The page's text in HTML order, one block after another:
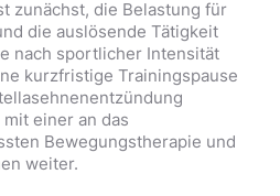
zunächst, die Belastung für
die auslösende Tätigkeit
nach sportlicher Intensität
kurzfristige Trainingspause
einer an das
Bewegungstherapie und
weiter.